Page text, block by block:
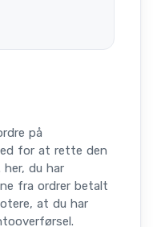
på
for at rette den
du har
fra ordrer betalt
at du har